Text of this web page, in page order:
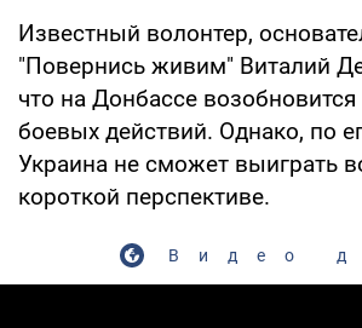
Известный волонтер,
"Повернись живим" Виталий
что на Донбассе
боевых действий. Однако, по
Украина не сможет выиграть
короткой перспективе.
Видео